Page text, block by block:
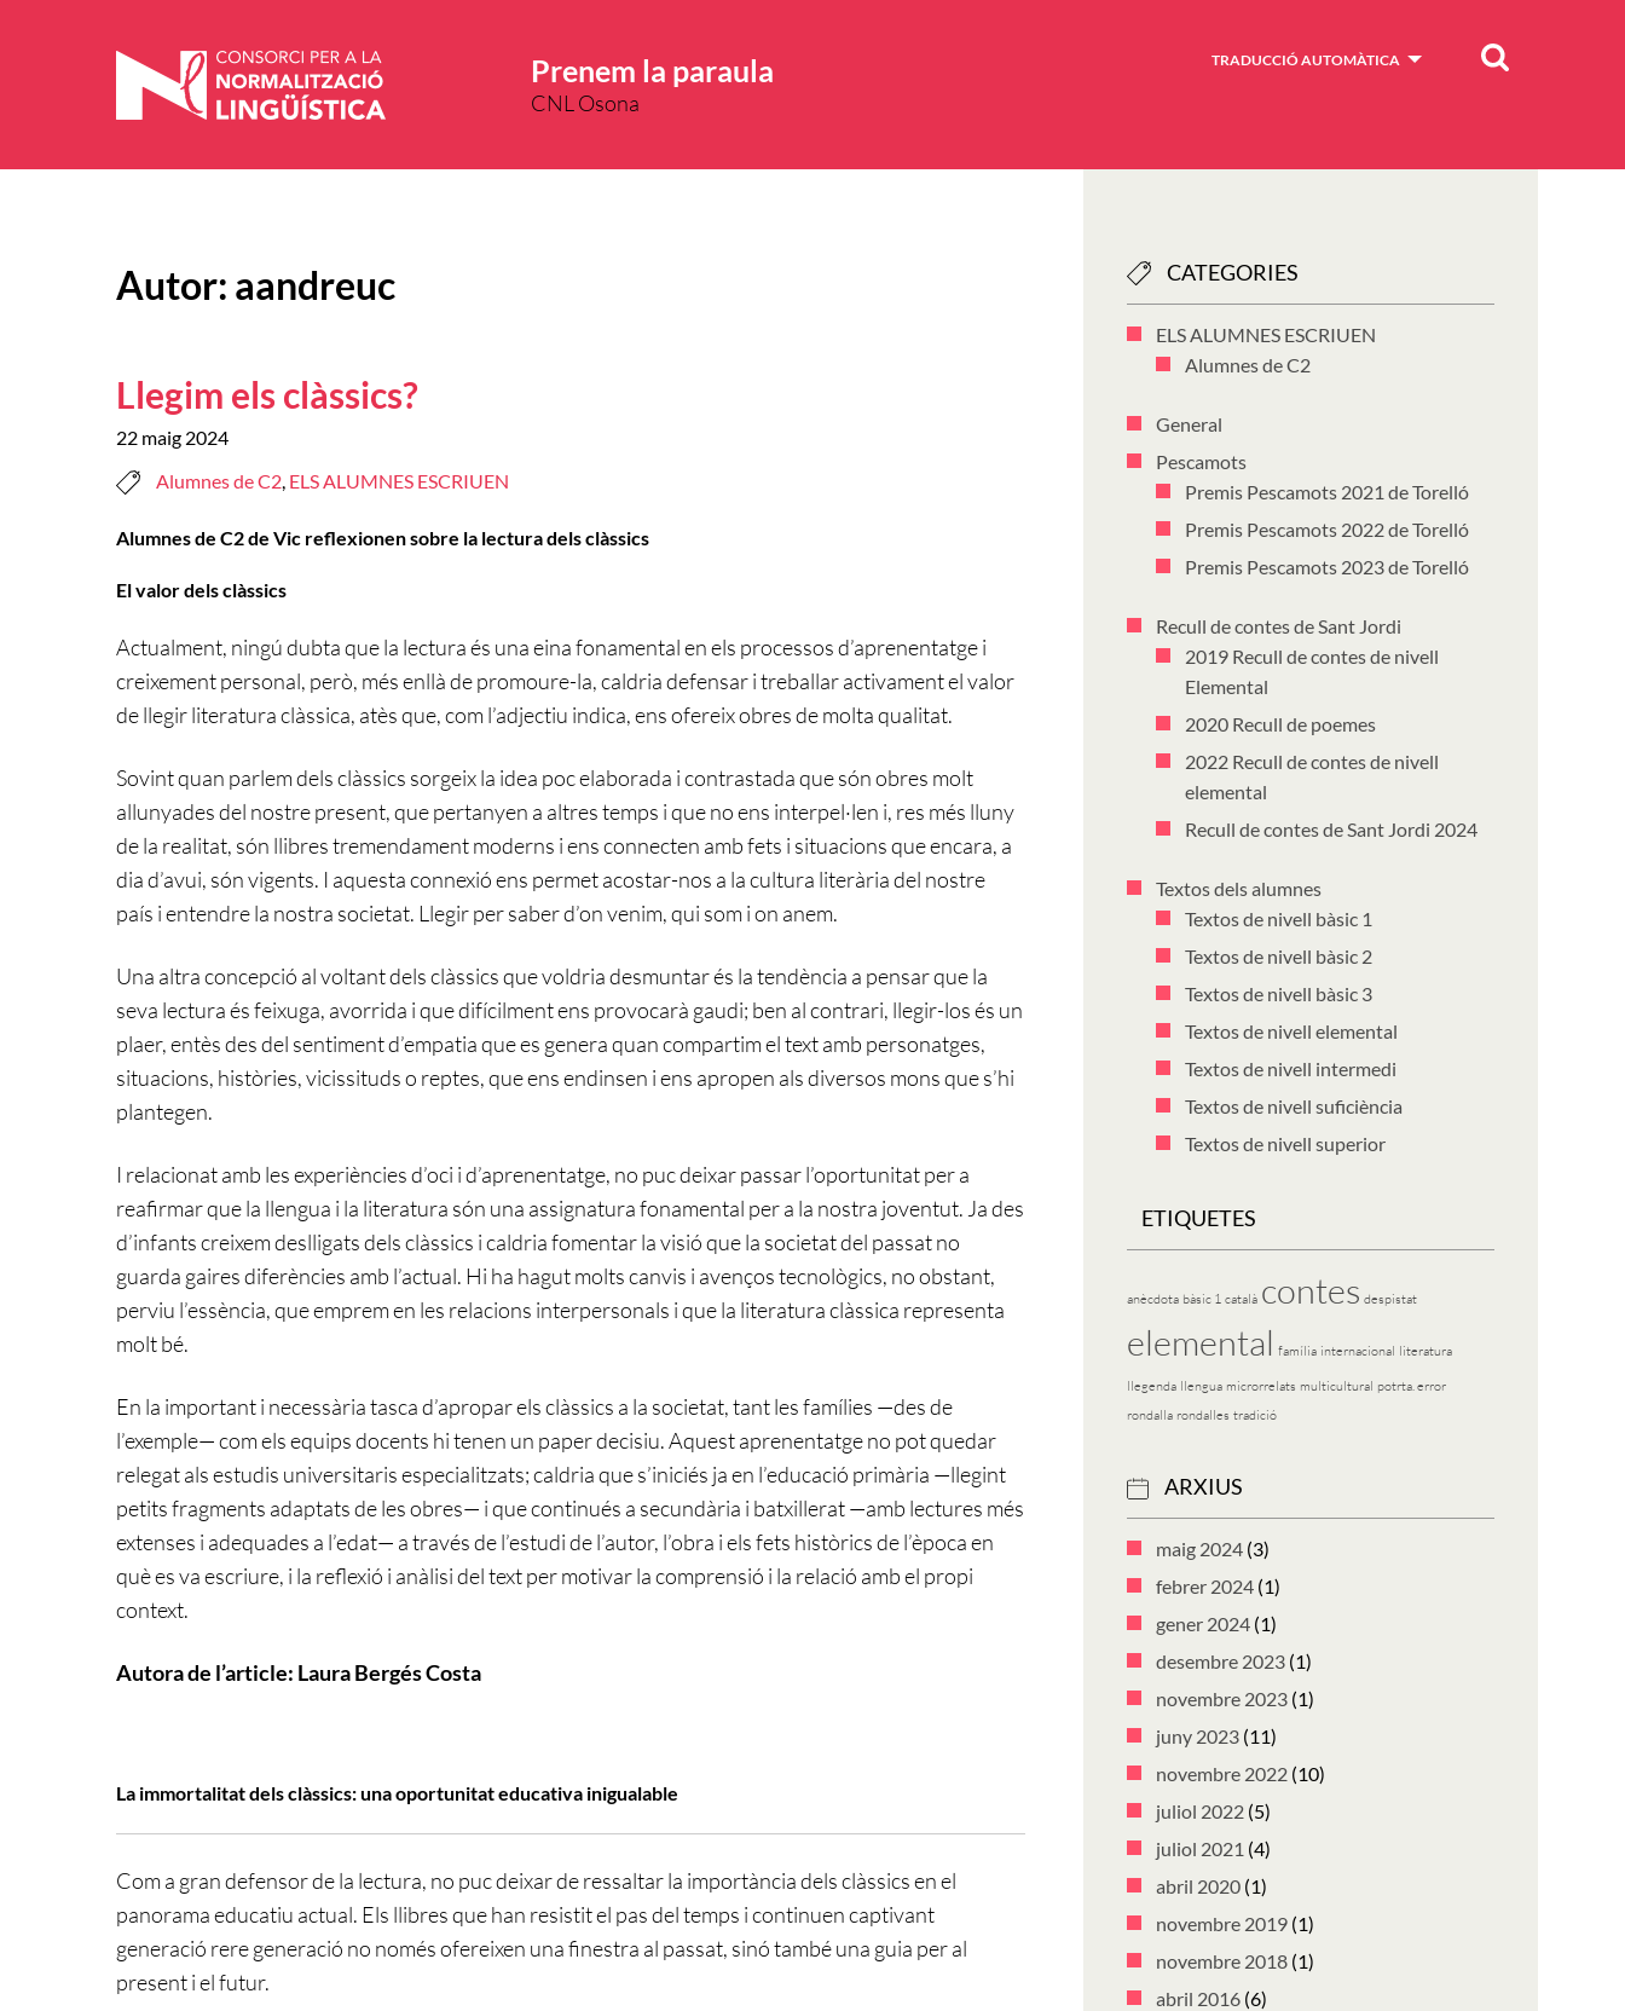
Prenem la paraula
CNL Osona
TRADUCCIÓ AUTOMÀTICA Cercar
Autor: aandreuc
Llegim els clàssics?
22 maig 2024
Alumnes de C2, ELS ALUMNES ESCRIUEN
Alumnes de C2 de Vic reflexionen sobre la lectura dels clàssics
El valor dels clàssics
Actualment, ningú dubta que la lectura és una eina fonamental en els processos d’aprenentatge i
creixement personal, però, més enllà de promoure-la, caldria defensar i treballar activament el valor
de llegir literatura clàssica, atès que, com l’adjectiu indica, ens ofereix obres de molta qualitat.
Sovint quan parlem dels clàssics sorgeix la idea poc elaborada i contrastada que són obres molt
allunyades del nostre present, que pertanyen a altres temps i que no ens interpel·len i, res més lluny
de la realitat, són llibres tremendament moderns i ens connecten amb fets i situacions que encara, a
dia d’avui, són vigents. I aquesta connexió ens permet acostar-nos a la cultura literària del nostre
país i entendre la nostra societat. Llegir per saber d’on venim, qui som i on anem.
Una altra concepció al voltant dels clàssics que voldria desmuntar és la tendència a pensar que la
seva lectura és feixuga, avorrida i que difícilment ens provocarà gaudi; ben al contrari, llegir-los és un
plaer, entès des del sentiment d’empatia que es genera quan compartim el text amb personatges,
situacions, històries, vicissituds o reptes, que ens endinsen i ens apropen als diversos mons que s’hi
plantegen.
I relacionat amb les experiències d’oci i d’aprenentatge, no puc deixar passar l’oportunitat per a
reafirmar que la llengua i la literatura són una assignatura fonamental per a la nostra joventut. Ja des
d’infants creixem deslligats dels clàssics i caldria fomentar la visió que la societat del passat no
guarda gaires diferències amb l’actual. Hi ha hagut molts canvis i avenços tecnològics, no obstant,
perviu l’essència, que emprem en les relacions interpersonals i que la literatura clàssica representa
molt bé.
En la important i necessària tasca d’apropar els clàssics a la societat, tant les famílies —des de
l’exemple— com els equips docents hi tenen un paper decisiu. Aquest aprenentatge no pot quedar
relegat als estudis universitaris especialitzats; caldria que s’iniciés ja en l’educació primària —llegint
petits fragments adaptats de les obres— i que continués a secundària i batxillerat —amb lectures més
extenses i adequades a l’edat— a través de l’estudi de l’autor, l’obra i els fets històrics de l’època en
què es va escriure, i la reflexió i anàlisi del text per motivar la comprensió i la relació amb el propi
context.
Autora de l’article: Laura Bergés Costa
La immortalitat dels clàssics: una oportunitat educativa inigualable
Com a gran defensor de la lectura, no puc deixar de ressaltar la importància dels clàssics en el
panorama educatiu actual. Els llibres que han resistit el pas del temps i continuen captivant
generació rere generació no només ofereixen una finestra al passat, sinó també una guia per al
present i el futur.
CATEGORIES
ELS ALUMNES ESCRIUEN
Alumnes de C2
General
Pescamots
Premis Pescamots 2021 de Torelló
Premis Pescamots 2022 de Torelló
Premis Pescamots 2023 de Torelló
Recull de contes de Sant Jordi
2019 Recull de contes de nivell
Elemental
2020 Recull de poemes
2022 Recull de contes de nivell
elemental
Recull de contes de Sant Jordi 2024
Textos dels alumnes
Textos de nivell bàsic 1
Textos de nivell bàsic 2
Textos de nivell bàsic 3
Textos de nivell elemental
Textos de nivell intermedi
Textos de nivell suficiència
Textos de nivell superior
ETIQUETES
anècdota bàsic 1 català contes despistat
elemental família internacional literatura
llegenda llengua microrrelats multicultural potrta. error
rondalla rondalles tradició
ARXIUS
maig 2024 (3)
febrer 2024 (1)
gener 2024 (1)
desembre 2023 (1)
novembre 2023 (1)
juny 2023 (11)
novembre 2022 (10)
juliol 2022 (5)
juliol 2021 (4)
abril 2020 (1)
novembre 2019 (1)
novembre 2018 (1)
abril 2016 (6)